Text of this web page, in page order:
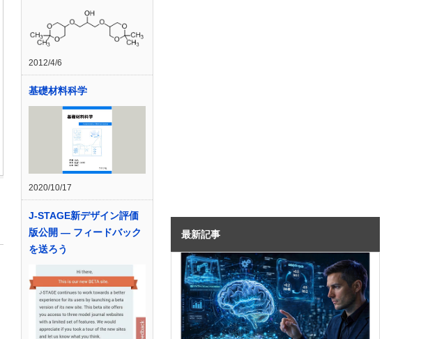
2012/4/6
基礎材料科学
2020/10/17
J-STAGE新デザイン評価
版公開 ― フィードバック
を送ろう
最新記事